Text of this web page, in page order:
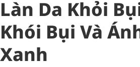
Làn Da Khỏi
Khói Bụi Và
Xanh